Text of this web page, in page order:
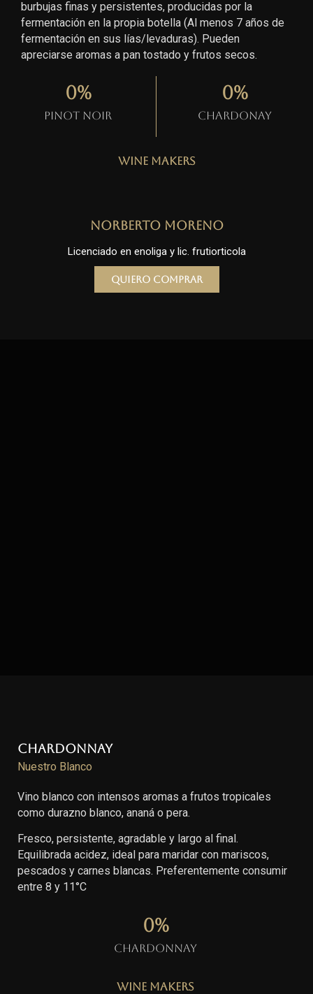
burbujas finas y persistentes, producidas por la
fermentación en la propia botella (Al menos 7 años de
fermentación en sus lías/levaduras). Pueden
apreciarse aromas a pan tostado y frutos secos.
Pinot Noir
0%
Chardonay
0%
Wine Makers
Norberto Moreno
Licenciado en enoliga y lic. frutiorticola
Quiero comprar
Chardonnay
Nuestro Blanco
Vino blanco con intensos aromas a frutos tropicales
como durazno blanco, ananá o pera.
Fresco, persistente, agradable y largo al final.
Equilibrada acidez, ideal para maridar con mariscos,
pescados y carnes blancas. Preferentemente consumir
entre 8 y 11°C
Chardonnay
0%
Wine Makers